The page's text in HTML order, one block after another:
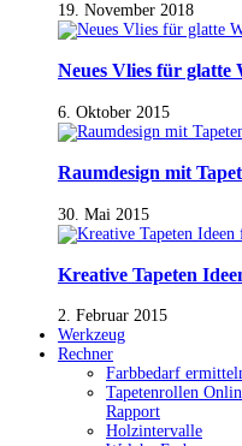
19. November 2018
Neues Vlies für glatte
6. Oktober 2015
Raumdesign mit
30. Mai 2015
Kreative Tapeten
2. Februar 2015
Werkzeug
Rechner
Farbbedarf
Tapetenrollen
Rapport
Holzintervalle